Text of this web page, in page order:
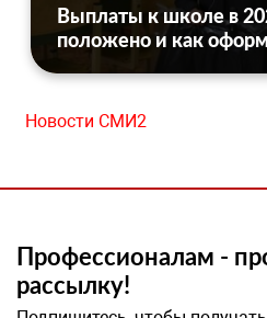
Выплаты к школе в
положено и как
Новости СМИ2
Профессионалам -
рассылку!